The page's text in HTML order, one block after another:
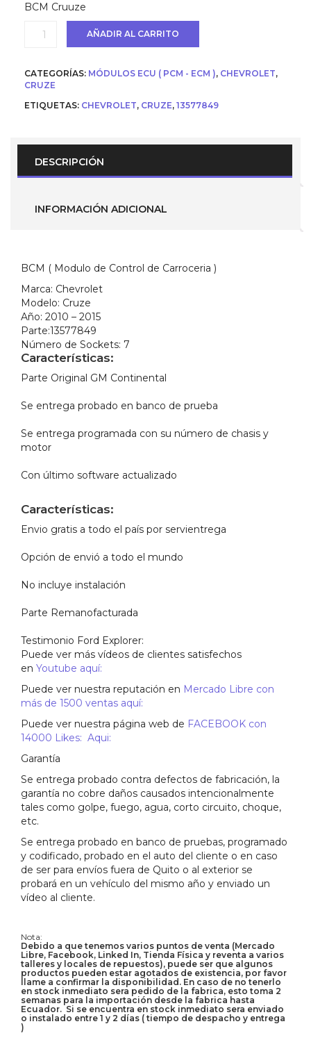
USD
$ 1000.
USD
$ 600.
BCM Cruuze
BCM
de
Control
Carroceria
2010-
2015
No.-
AÑADIR AL CARRITO
CATEGORÍAS: MÓDULOS ECU ( PCM - ECM ), CHEVROLET,
CRUZE
ETIQUETAS: CHEVROLET, CRUZE, 13577849
DESCRIPCIÓN
INFORMACIÓN ADICIONAL
BCM ( Modulo de Control de Carroceria )
Marca: Chevrolet
Modelo: Cruze
Año: 2010 – 2015
Parte:13577849
Número de Sockets: 7
Características:
Parte Original GM Continental
Se entrega probado en banco de prueba
Se entrega programada con su número de chasis y
motor
Con último software actualizado
Características:
Envio gratis a todo el país por servientrega
Opción de envió a todo el mundo
No incluye instalación
Parte Remanofacturada
Testimonio Ford Explorer:
Puede ver más vídeos de clientes satisfechos
en Youtube aquí:
Puede ver nuestra reputación en Mercado Libre con
más de 1500 ventas aquí:
Puede ver nuestra página web de FACEBOOK con
14000 Likes: Aqui:
Garantía
Se entrega probado contra defectos de fabricación, la
garantía no cobre daños causados intencionalmente
tales como golpe, fuego, agua, corto circuito, choque,
etc.
Se entrega probado en banco de pruebas, programado
y codificado, probado en el auto del cliente o en caso
de ser para envíos fuera de Quito o al exterior se
probará en un vehículo del mismo año y enviado un
vídeo al cliente.
Nota:
Debido a que tenemos varios puntos de venta (Mercado
Libre, Facebook, Linked In, Tienda Física y reventa a varios
talleres y locales de repuestos), puede ser que algunos
productos pueden estar agotados de existencia, por favor
llame a confirmar la disponibilidad. En caso de no tenerlo
en stock inmediato sera pedido de la fabrica, esto toma 2
semanas para la importación desde la fabrica hasta
Ecuador. Si se encuentra en stock inmediato sera enviado
o instalado entre 1 y 2 días ( tiempo de despacho y entrega
)